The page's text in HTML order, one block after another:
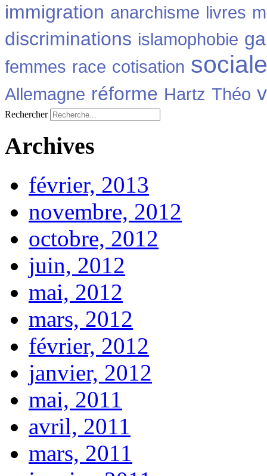
immigration anarchisme livres
discriminations islamophobie
femmes race cotisation sociale
Allemagne réforme Hartz Théo
Rechercher
Archives
février, 2013
novembre, 2012
octobre, 2012
juin, 2012
mai, 2012
mars, 2012
février, 2012
janvier, 2012
mai, 2011
avril, 2011
mars, 2011